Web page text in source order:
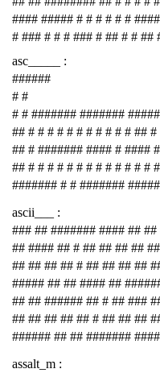
#### ##### # # # # # #
# ### # # # ### # ## # # ##
asc_____ :
######
# #
# # ####### #######
## # # # # # # # # # # # ## #
## # ####### #### # ####
## # # # # # # # # # # # # #
####### # # #######
ascii___ :
### ## ####### #### ##
## #### ## # ## ## ## ##
## ## ## ## # ## ## ## ##
##### ## ## #### ##
## ## ###### ## # ## ###
## ## ## ## ## # ## ## ##
###### ## ## #######
assalt_m :